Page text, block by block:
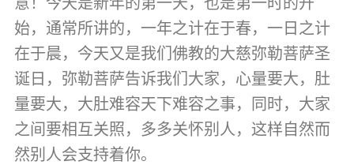
音频视频
弘法书籍
助印功德
弘法活动
西园法讯
始，通常所讲的，一年之计在于春，一日之计
在于晨，今天又是我们佛教的大慈弥勒菩萨圣
诞日，弥勒菩萨告诉我们大家，心量要大，肚
量要大，大肚难容天下难容之事，同时，大家
之间要相互关照，多多关怀别人，这样自然而
然别人会支持着你。